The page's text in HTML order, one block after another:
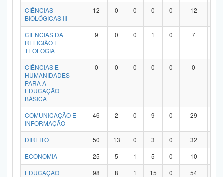
CIÊNCIAS
BIOLÓGICAS III
12 0 0 0 0 12
CIÊNCIAS DA
RELIGIÃO E
TEOLOGIA
9 0 0 1 0 7
CIÊNCIAS E
HUMANIDADES
PARA A
EDUCAÇÃO
BÁSICA
0 0 0 0 0 0
COMUNICAÇÃO E
INFORMAÇÃO
46 2 0 9 0 29
DIREITO 50 13 0 3 0 32
ECONOMIA
25 5 1 5 0 10
EDUCAÇÃO
98 8 1 15 0 54